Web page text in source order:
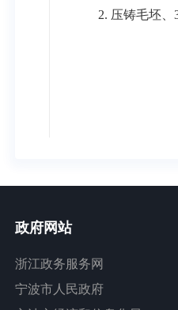
2. 压铸毛坯
政府网站
浙江政务服务网
宁波市人民政府